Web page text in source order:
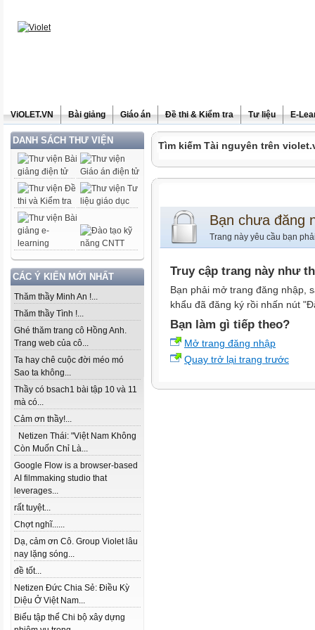
ViOLET.VN Bài giảng Giáo án Đề thi & Kiểm tra Tư liệu E-
DANH SÁCH THƯ VIỆN
CÁC Ý KIẾN MỚI NHẤT
Thăm thầy Minh An !...
Thăm thầy Tình !...
Ghé thăm trang cô Hồng Anh.
Trang web của cô...
Ta hay chê cuộc đời méo mó
Sao ta không...
Thầy có bsach1 bài tập 10 và 11
mà có...
Cảm ơn thầy!...
Netizen Thái: "Việt Nam Không
Còn Muốn Chỉ Là...
Google Flow is a browser-based
AI filmmaking studio that
leverages...
rất tuyệt...
Chợt nghĩ......
Dạ, cảm ơn Cô. Group Violet lâu
nay lặng sóng...
đề tốt...
Netizen Đức Chia Sẻ: Điều Kỳ
Diệu Ở Việt Nam...
Biểu tập thể Chi bộ xây dựng
Tìm kiếm Tài nguyên trên
Bạn chưa đăng
Trang này yêu cầu bạn
Truy cập trang này như
Bạn phải mở trang đăng nhập,
khẩu đã đăng ký rồi nhấn nút
Bạn làm gì tiếp theo?
Mở trang đăng nhập
Quay trở lại trang trước